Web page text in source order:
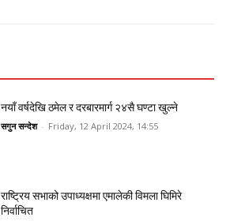
नयाँ वर्षदेखि ठमेल र दरबारमार्ग २४सै घण्टा खुल्ने
सगुन सन्देश - Friday, 12 April 2024, 14:55
राष्ट्रिय सभाको उपाध्यक्षमा एमालेकी विमला घिमिरे
निर्वाचित